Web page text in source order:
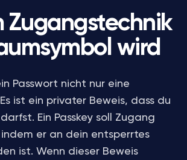
Zugangstechnik
wird
Passwort nicht nur eine
ist ein privater Beweis, dass du
Ein Passkey soll Zugang
er an dein entsperrtes
ist. Wenn dieser Beweis